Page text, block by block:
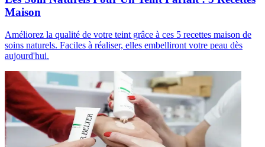
Maison
Améliorez la qualité de votre teint grâce à ces 5 recettes maison de
soins naturels. Faciles à réaliser, elles embelliront votre peau dès
aujourd'hui.